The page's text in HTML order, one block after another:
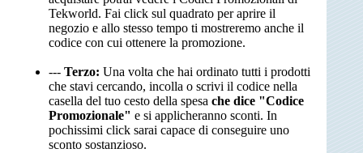
Tekworld. Fai click sul quadrato per aprire il
negozio e allo stesso tempo ti mostreremo anche il
codice con cui ottenere la promozione.
--- Terzo: Una volta che hai ordinato tutti i prodotti
che stavi cercando, incolla o scrivi il codice nella
casella del tuo cesto della spesa che dice "Codice
Promozionale" e si applicheranno sconti. In
pochissimi click sarai capace di conseguire uno
sconto sostanzioso.